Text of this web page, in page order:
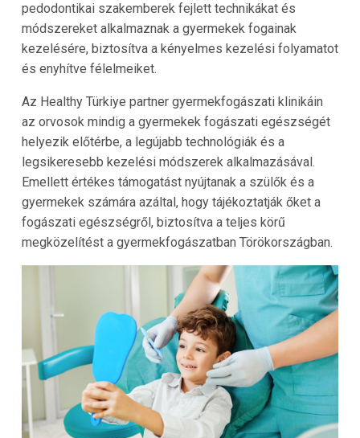
pedodontikai szakemberek fejlett technikákat és
módszereket alkalmaznak a gyermekek fogainak
kezelésére, biztosítva a kényelmes kezelési folyamatot
és enyhítve félelmeiket.
Az Healthy Türkiye partner gyermekfogászati klinikáin
az orvosok mindig a gyermekek fogászati egészségét
helyezik előtérbe, a legújabb technológiák és a
legsikeresebb kezelési módszerek alkalmazásával.
Emellett értékes támogatást nyújtanak a szülők és a
gyermekek számára azáltal, hogy tájékoztatják őket a
fogászati egészségről, biztosítva a teljes körű
megközelítést a gyermekfogászatban Törökországban.